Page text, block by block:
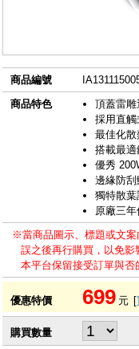
商品編號
商品特色
頂蓋雷
採用直
最佳化
搭載最
優秀
邊緣防
獨特散
原廠三年
※當商品圖示、標題或文
誤之後再行購買，以免影
本平台保留接受訂單與否
優惠特價 699 元 [
購買數量